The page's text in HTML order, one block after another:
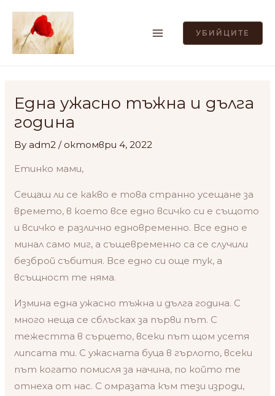
content
MENUУБИЙЦИТЕ
Една ужасно тъжна и дълга
годинa
By adm2/ октомври 4, 2022
Етинко мами,
Сещаш ли се какво е това странно усещане за
времето, в което все едно всичко си е същото
и всичко е различно едновременно. Все едно е
минал само миг, а същевременно са се случили
безброй събития. Все едно си още тук, а
всъщност те няма.
Измина една ужасно тъжна и дълга година. С
много неща се сблъсках за първи път. С
тежестта в сърцето, всеки път щом усетя
липсата ти. С ужасната буца в гърлото, всеки
път когато помисля за начина, по който те
отнеха от нас. С омразата към тези изроди,